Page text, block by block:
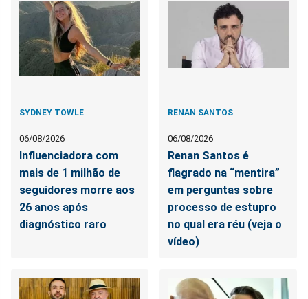
SYDNEY TOWLE
06/08/2026
Influenciadora com
mais de 1 milhão de
seguidores morre aos
26 anos após
diagnóstico raro
RENAN SANTOS
06/08/2026
Renan Santos é
flagrado na “mentira”
em perguntas sobre
processo de estupro
no qual era réu (veja o
vídeo)